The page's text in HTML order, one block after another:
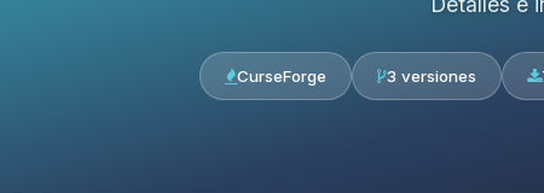
CurseForge 3 versiones